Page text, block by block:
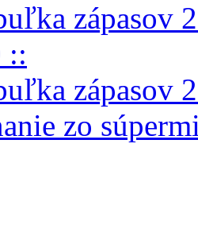
zápasov
::
zápasov
zo